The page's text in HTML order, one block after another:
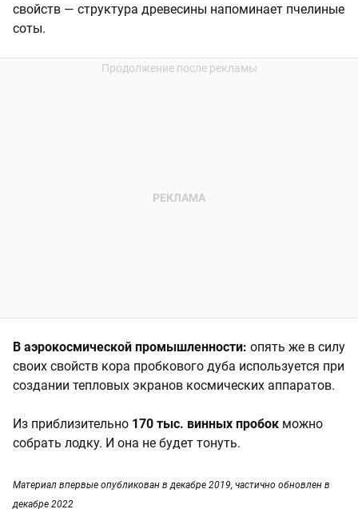
свойств — структура древесины напоминает пчелиные
соты.
В аэрокосмической промышленности: опять же в силу
своих свойств кора пробкового дуба используется при
создании тепловых экранов космических аппаратов.
Из приблизительно 170 тыс. винных пробок можно
собрать лодку. И она не будет тонуть.
Материал впервые опубликован в декабре 2019, частично обновлен в
декабре 2022